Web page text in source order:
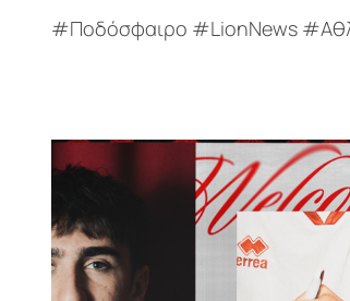
#Ποδόσφαιρο #LionNews